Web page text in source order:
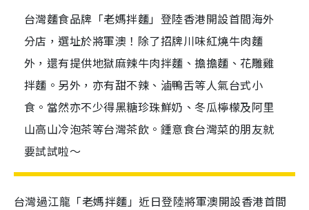
台灣麵食品牌「老媽拌麵」登陸香港開設首間海外
分店，選址於將軍澳！除了招牌川味紅燒牛肉麵
外，還有提供地獄麻辣牛肉拌麵、擔擔麵、花雕雞
拌麵。另外，亦有甜不辣、滷鴨舌等人氣台式小
食。當然亦不少得黑糖珍珠鮮奶、冬瓜檸檬及阿里
山高山冷泡茶等台灣茶飲。鍾意食台灣菜的朋友就
要試試啦～
台灣過江龍「老媽拌麵」近日登陸將軍澳開設香港首間